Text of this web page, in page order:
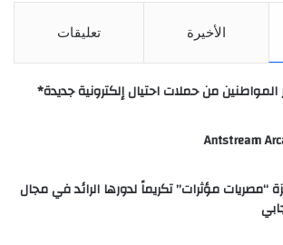
الأخيرة تعليقات
المواطنين من حملات احتيال إلكترونية جديدة*
“مصريات مؤثرات” تكريماً لدورها الرائد في مجال